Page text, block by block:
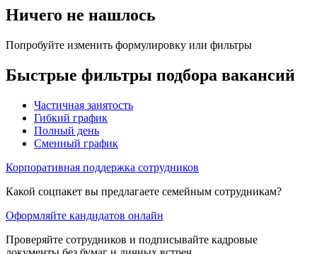
Ничего не нашлось
Попробуйте изменить формулировку или фильтры
Быстрые фильтры подбора вакансий
Частичная занятость
Гибкий график
Полный день
Сменный график
Корпоративная поддержка сотрудников
Какой соцпакет вы предлагаете семейным сотрудникам?
Оформляйте кандидатов онлайн
Проверяйте сотрудников и подписывайте кадровые